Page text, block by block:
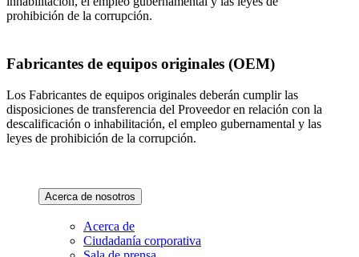
prohibición de la corrupción.
Fabricantes de equipos originales (OEM)
Los Fabricantes de equipos originales deberán cumplir las
disposiciones de transferencia del Proveedor en relación con la
descalificación o inhabilitación, el empleo gubernamental y las
leyes de prohibición de la corrupción.
Acerca de nosotros
Acerca de
Ciudadanía corporativa